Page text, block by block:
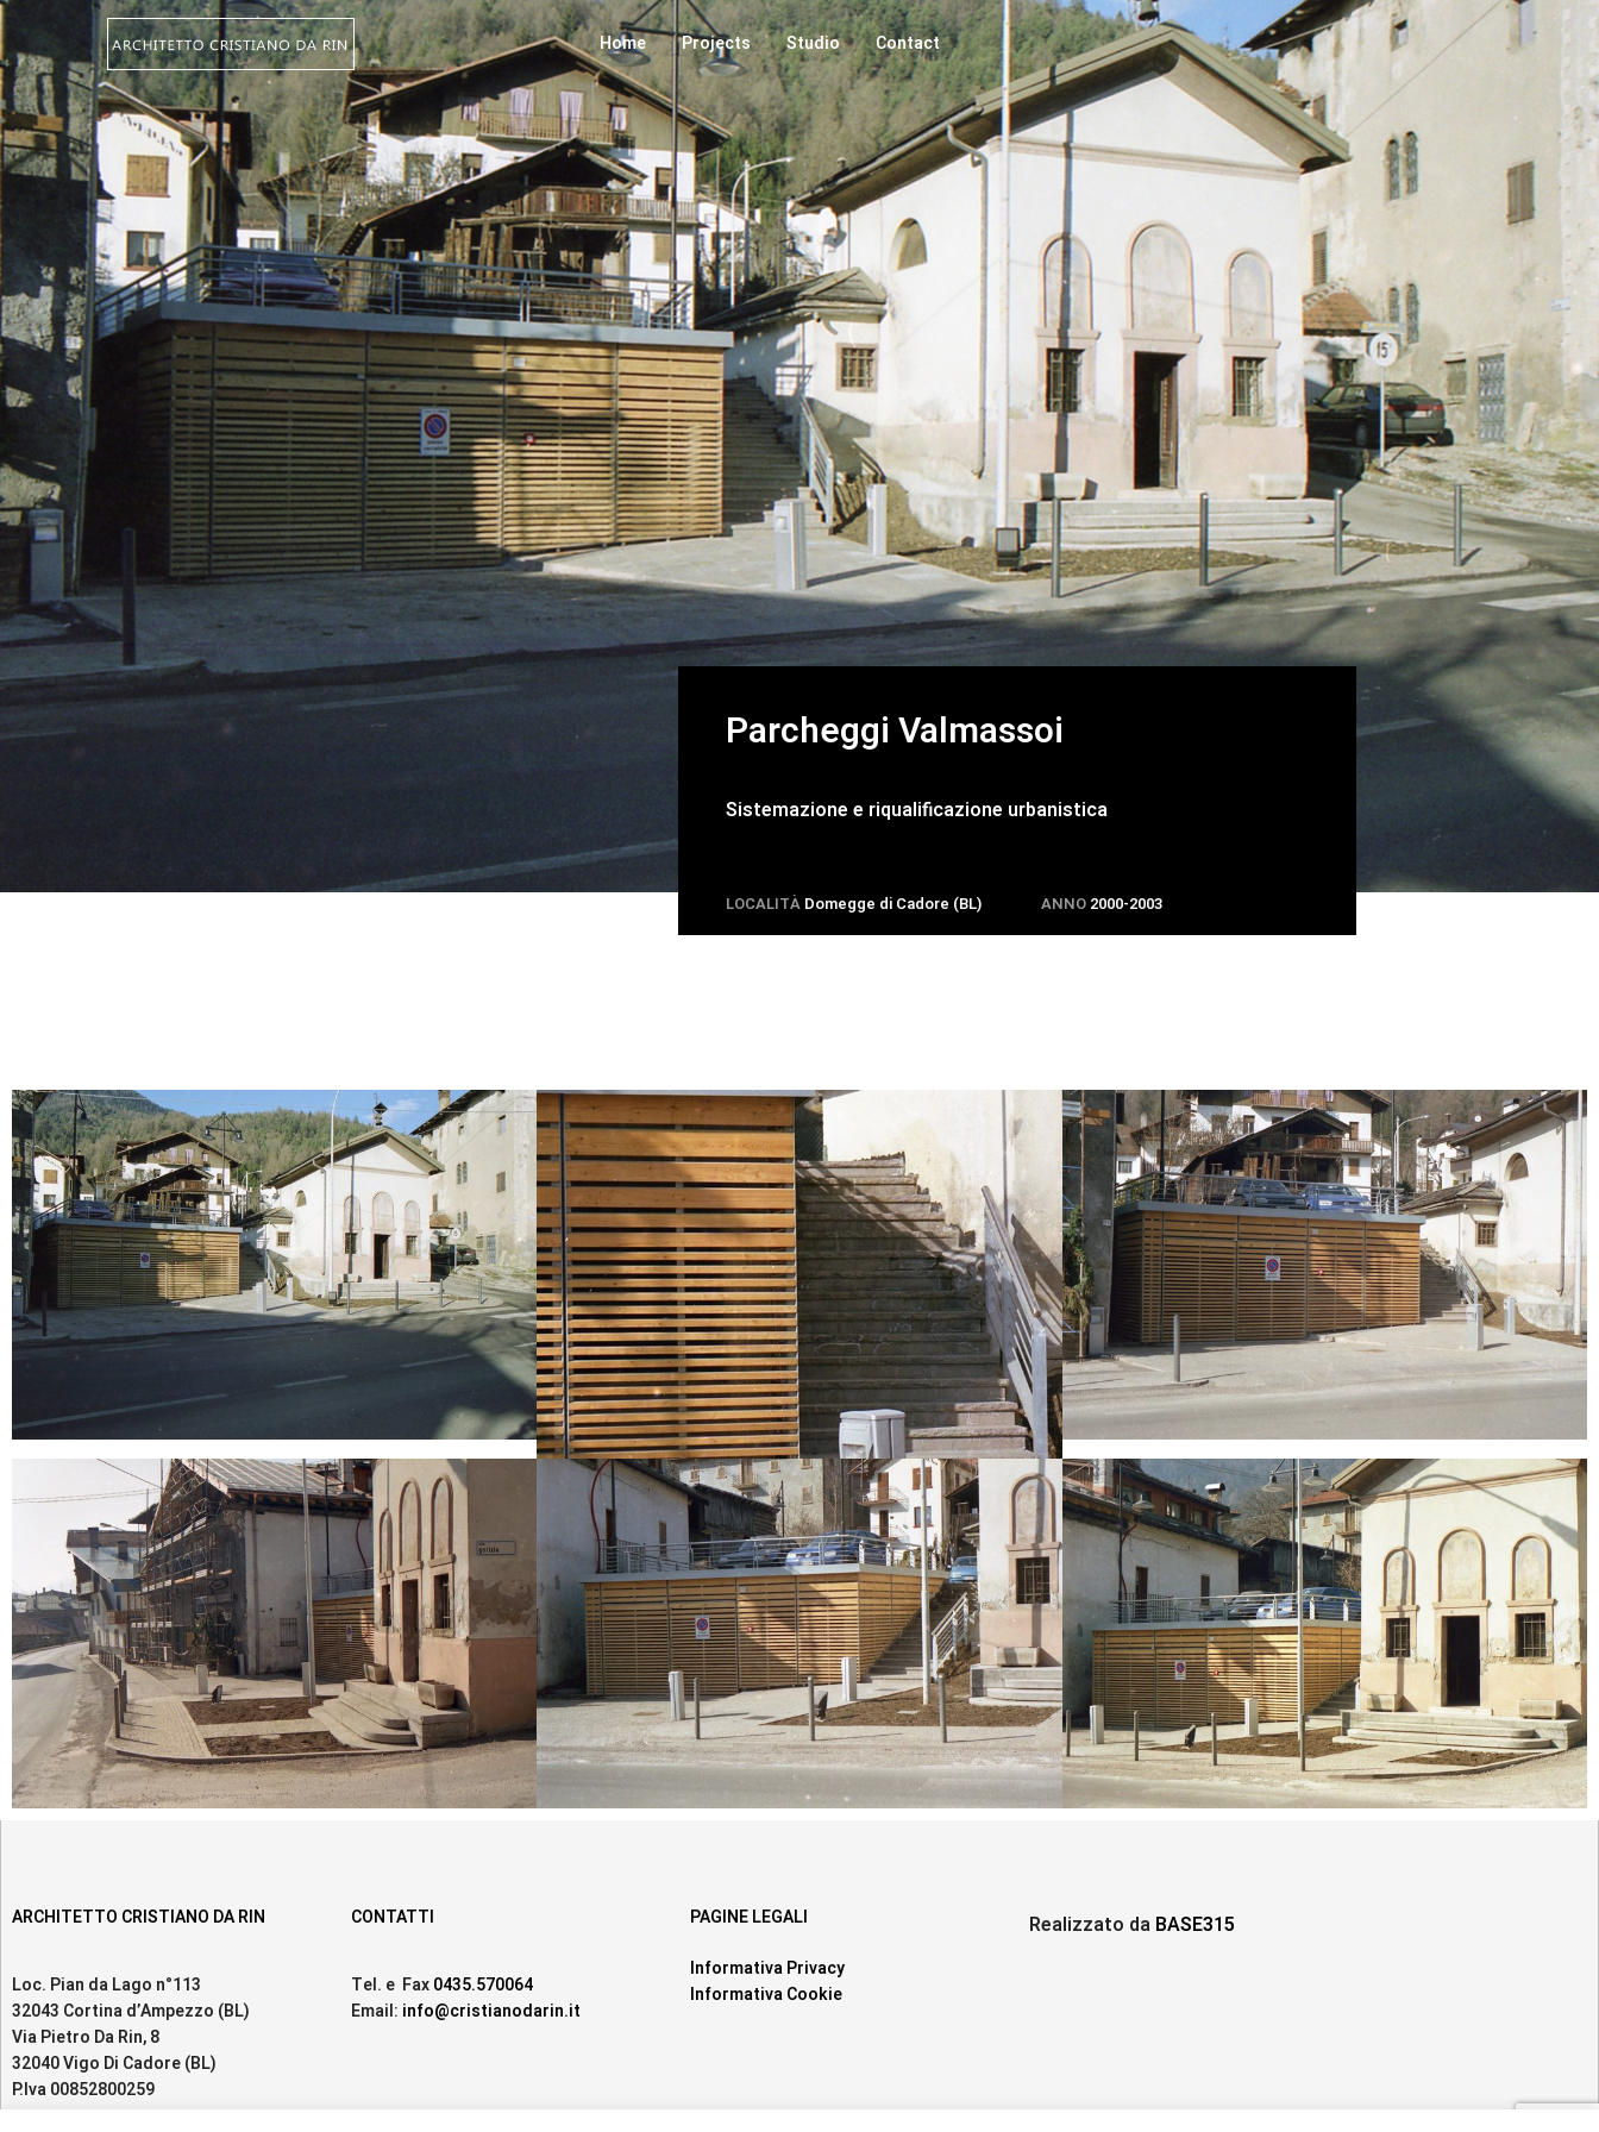
Home Projects Studio Contact
Parcheggi Valmassoi
Sistemazione e riqualificazione urbanistica
LOCALITÀ Domegge di Cadore (BL) ANNO 2000-2003
ARCHITETTO CRISTIANO DA RIN
Loc. Pian da Lago n°113
32043 Cortina d’Ampezzo (BL)
Via Pietro Da Rin, 8
32040 Vigo Di Cadore (BL)
P.Iva 00852800259
CONTATTI
Tel. e Fax0435.570064
Email: info@cristianodarin.it
PAGINE LEGALI
Informativa Privacy
Informativa Cookie
Realizzato da BASE315